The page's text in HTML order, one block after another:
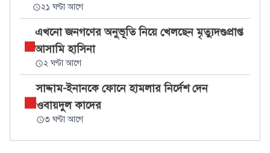
২১ ঘণ্টা আগে
এখনো জনগণের অনুভূতি নিয়ে খেলছেন মৃত্যুদণ্ডপ্রাপ্ত
আসামি হাসিনা
২ ঘণ্টা আগে
সাদ্দাম-ইনানকে ফোনে হামলার নির্দেশ দেন
ওবায়দুল কাদের
৩ ঘণ্টা আগে